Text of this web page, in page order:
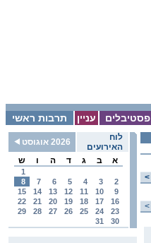
תרבות ראשי עניין פסטיבלים
לוח
האירועים
2026 אוגוסט
א
ב ג ד ה ו ש
1
2
3
4
5
6
7
8
9
10
11
12
13
14
15
16
17
18
19
20
21
22
23
24
25
26
27
28
29
30
31